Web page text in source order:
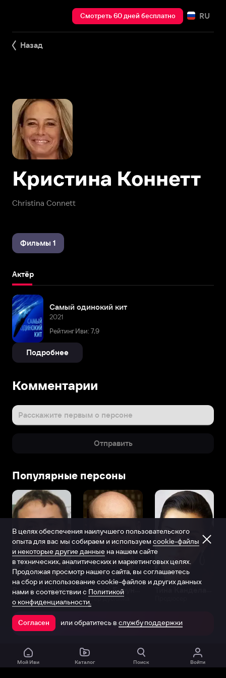
Смотреть 60 дней бесплатно RU
Назад
Christina Connett
Кристина Коннетт
Фильмы 1
Актёр
Самый одинокий кит
2021
Рейтинг Иви: 7,9
Подробнее
Комментарии
Расскажите первым о персоне
Отправить
Популярные персоны
Виталий Шляппо
Продюсер Актёр дубляжа
Открыть в приложении
Мой Иви Каталог Поиск Войти
В целях обеспечения наилучшего пользовательского
опыта для вас мы собираем и используем cookie-файлы
и некоторые другие данные на нашем сайте
в технических, аналитических и маркетинговых целях.
Продолжая просмотр нашего сайта, вы соглашаетесь
на сбор и использование cookie-файлов и других данных
нами в соответствии с Политикой
о конфиденциальности.
Согласен или обратитесь в службу поддержки